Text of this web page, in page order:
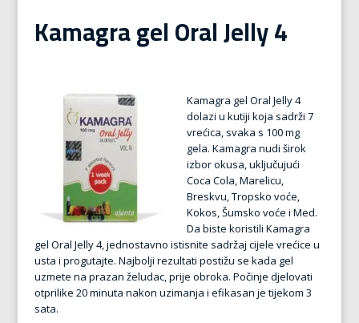
Kamagra gel Oral Jelly 4
Kamagra gel Oral Jelly 4
dolazi u kutiji koja sadrži 7
vrećica, svaka s 100 mg
gela. Kamagra nudi širok
izbor okusa, uključujući
Coca Cola, Marelicu,
Breskvu, Tropsko voće,
Kokos, Šumsko voće i Med.
Da biste koristili Kamagra
gel Oral Jelly 4, jednostavno istisnite sadržaj cijele vrećice u
usta i progutajte. Najbolji rezultati postižu se kada gel
uzmete na prazan želudac, prije obroka. Počinje djelovati
otprilike 20 minuta nakon uzimanja i efikasan je tijekom 3
sata.